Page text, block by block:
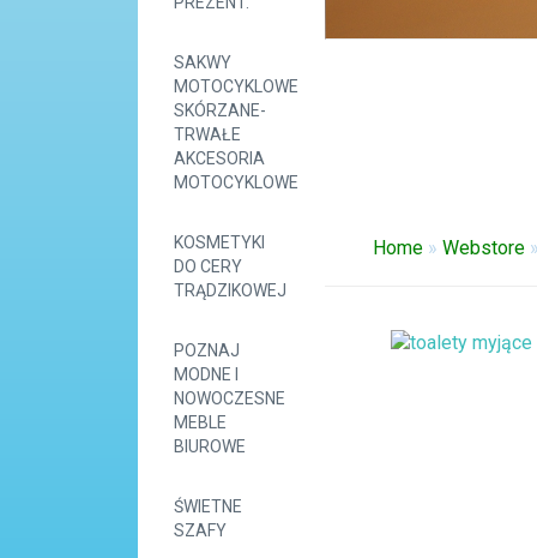
SAKWY
MOTOCYKLOWE
SKÓRZANE-
TRWAŁE
AKCESORIA
MOTOCYKLOWE
KOSMETYKI
DO CERY
TRĄDZIKOWEJ
POZNAJ
MODNE I
NOWOCZESNE
MEBLE
BIUROWE
ŚWIETNE
SZAFY
Home »Webstore